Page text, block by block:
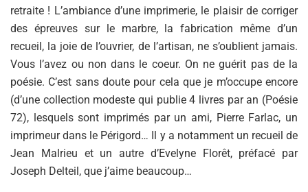
retraite ! L’ambiance d’une imprimerie, le plaisir de corriger
des épreuves sur le marbre, la fabrication même d’un
recueil, la joie de l’ouvrier, de l’artisan, ne s’oublient jamais.
Vous l’avez ou non dans le coeur. On ne guérit pas de la
poésie. C’est sans doute pour cela que je m’occupe encore
(d’une collection modeste qui publie 4 livres par an (Poésie
72), lesquels sont imprimés par un ami, Pierre Farlac, un
imprimeur dans le Périgord… Il y a notamment un recueil de
Jean Malrieu et un autre d’Evelyne Florêt, préfacé par
Joseph Delteil, que j’aime beaucoup…